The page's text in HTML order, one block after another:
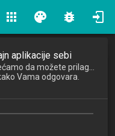
apps palette bug_report
konflikata
of Conflict
aplikacije sebi
Vama odgovara.